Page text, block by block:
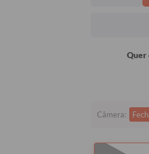
Quer
Câmera: